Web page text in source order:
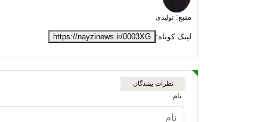
منبع: تولیدی
لینک کوتاه: https://nayzinews.ir/0003XG
نظرات بینندگان
نام